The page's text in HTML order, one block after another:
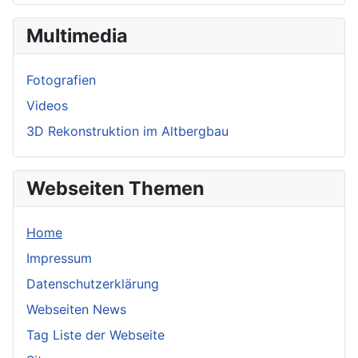
Multimedia
Fotografien
Videos
3D Rekonstruktion im Altbergbau
Webseiten Themen
Home
Impressum
Datenschutzerklärung
Webseiten News
Tag Liste der Webseite